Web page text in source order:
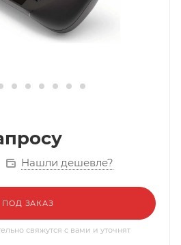
Нашли дешевле?
ПОД ЗАКАЗ
свяжутся с вами и уточнят